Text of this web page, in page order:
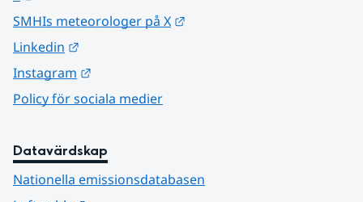
SMHIs meteorologer på X
Linkedin
Instagram
Policy för sociala medier
Datavärdskap
Nationella emissionsdatabasen